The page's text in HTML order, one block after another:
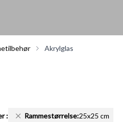
Akrylglas
: Rammestørrelse:25x25 cm